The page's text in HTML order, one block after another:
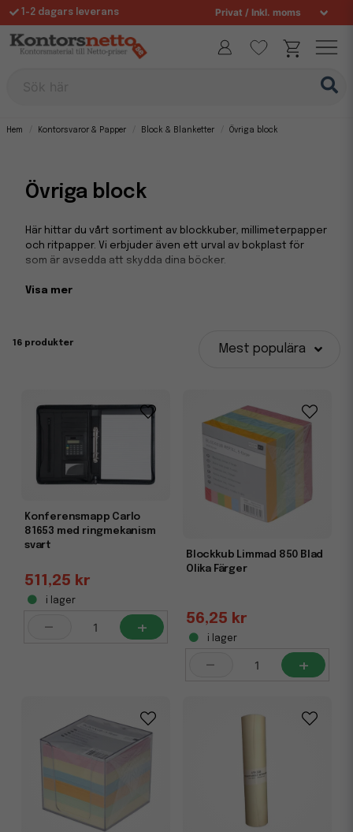
1-2 dagars leverans
Fri frakt över 995 kr
Hem Kontorsvaror & Papper Block & Blanketter Övriga block
Övriga block
Här hittar du vårt sortiment av blockkuber, millimeterpapper
och ritpapper. Vi erbjuder även ett urval av bokplast för
som är avsedda att skydda dina böcker.
Visa mer
16 produkter Mest populära
Konferensmapp Carlo
81653 med ringmekanism
svart
511,25 kr
i lager
- +
Blockkub Limmad 850 Blad
Olika Färger
56,25 kr
i lager
- +